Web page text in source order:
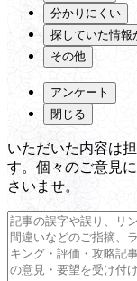
分かりにくい
探していた情報
その他
アンケート
閉じる
いただいた内容は
す。個々のご意見
さいませ。